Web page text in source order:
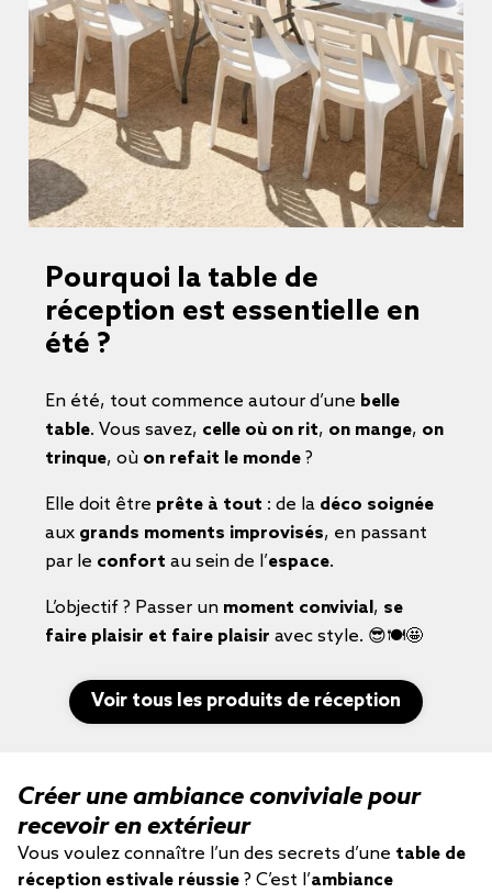
Pourquoi la table de
réception est essentielle en
été ?
En été, tout commence autour d’une belle
table. Vous savez, celle où on rit, on mange, on
trinque, où on refait le monde ?
Elle doit être prête à tout : de la déco soignée
aux grands moments improvisés, en passant
par le confort au sein de l’espace.
L’objectif ? Passer un moment convivial, se
faire plaisir et faire plaisir avec style. 😎🍽️🤩
Voir tous les produits de réception
Créer une ambiance conviviale pour
recevoir en extérieur
Vous voulez connaître l’un des secrets d’une table de
réception estivale réussie ? C’est l’ambiance